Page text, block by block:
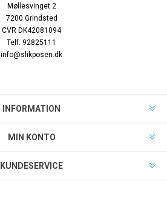
Møllesvinget 2
7200 Grindsted
CVR DK42081094
Telf. 92825111
info@slikposen.dk
INFORMATION
MIN KONTO
KUNDESERVICE